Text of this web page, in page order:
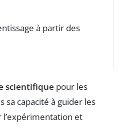
à partir des
scientifique pour les
sa capacité à guider les
l’expérimentation et